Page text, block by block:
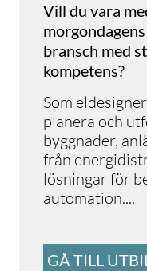
Vill du vara
bransch med
kompetens?
Som
planera och
byggnader,
från
lösningar för
automation....
GÅ TILL